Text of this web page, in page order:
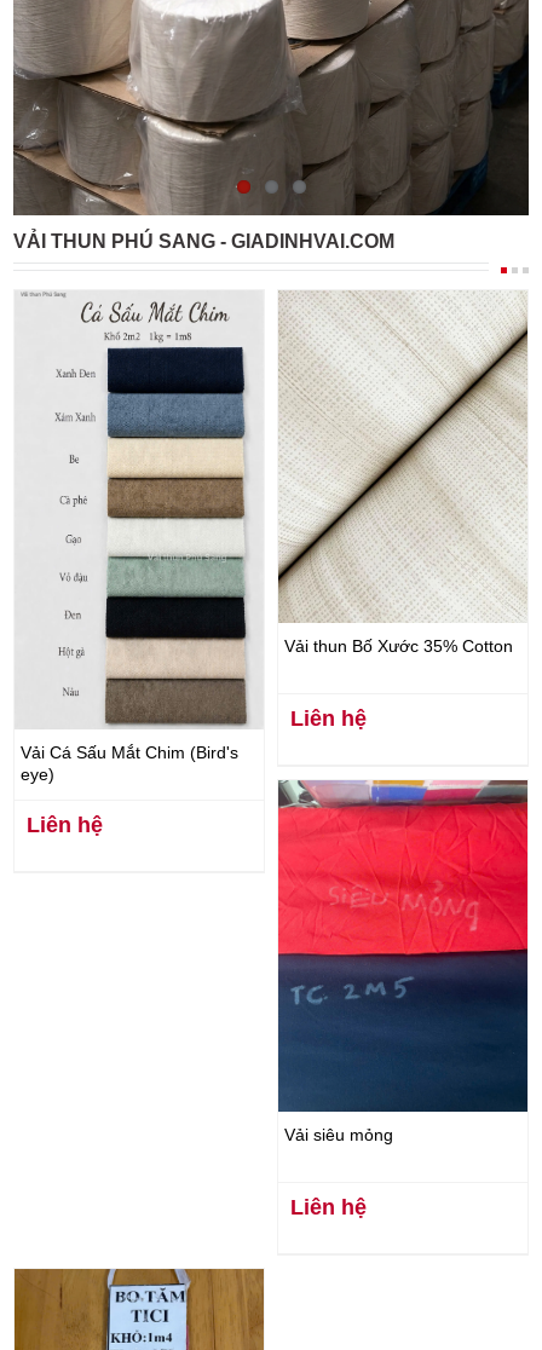
VẢI THUN PHÚ SANG - GIADINHVAI.COM
Vải Cá Sấu Mắt Chim (Bird's
eye)
Liên hệ
Vải thun Bố Xước 35% Cotton
Liên hệ
Vải siêu mỏng
Liên hệ